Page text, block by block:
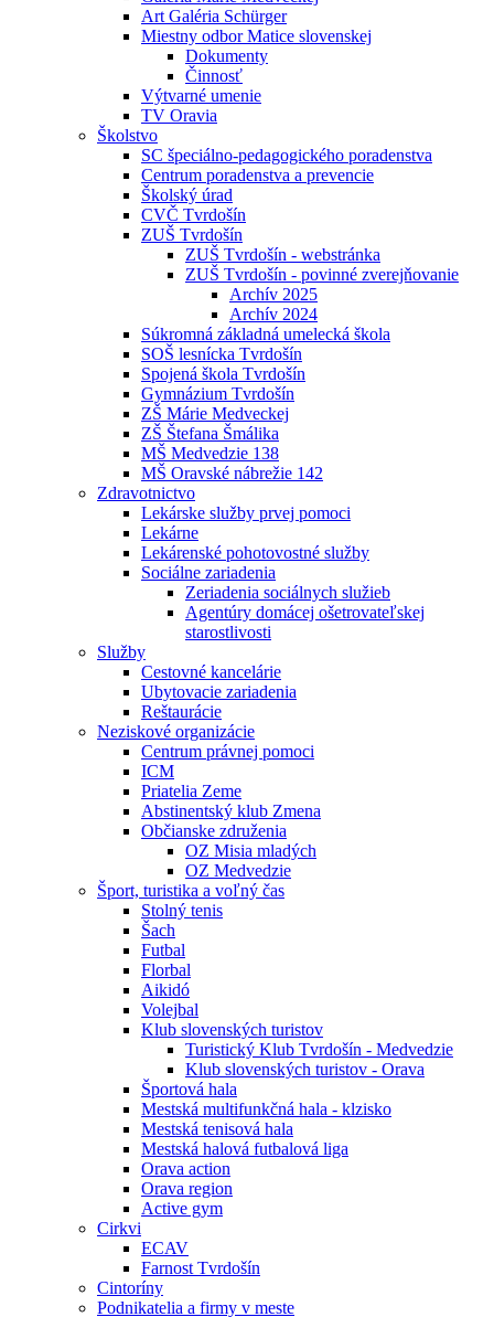
Art Galéria Schürger
Miestny odbor Matice slovenskej
Dokumenty
Činnosť
Výtvarné umenie
TV Oravia
Školstvo
SC špeciálno-pedagogického poradenstva
Centrum poradenstva a prevencie
Školský úrad
CVČ Tvrdošín
ZUŠ Tvrdošín
ZUŠ Tvrdošín - webstránka
ZUŠ Tvrdošín - povinné zverejňovanie
Archív 2025
Archív 2024
Súkromná základná umelecká škola
SOŠ lesnícka Tvrdošín
Spojená škola Tvrdošín
Gymnázium Tvrdošín
ZŠ Márie Medveckej
ZŠ Štefana Šmálika
MŠ Medvedzie 138
MŠ Oravské nábrežie 142
Zdravotnictvo
Lekárske služby prvej pomoci
Lekárne
Lekárenské pohotovostné služby
Sociálne zariadenia
Zeriadenia sociálnych služieb
Agentúry domácej ošetrovateľskej
starostlivosti
Služby
Cestovné kancelárie
Ubytovacie zariadenia
Reštaurácie
Neziskové organizácie
Centrum právnej pomoci
ICM
Priatelia Zeme
Abstinentský klub Zmena
Občianske združenia
OZ Misia mladých
OZ Medvedzie
Šport, turistika a voľný čas
Stolný tenis
Šach
Futbal
Florbal
Aikidó
Volejbal
Klub slovenských turistov
Turistický Klub Tvrdošín - Medvedzie
Klub slovenských turistov - Orava
Športová hala
Mestská multifunkčná hala - klzisko
Mestská tenisová hala
Mestská halová futbalová liga
Orava action
Orava region
Active gym
Cirkvi
ECAV
Farnost Tvrdošín
Cintoríny
Podnikatelia a firmy v meste